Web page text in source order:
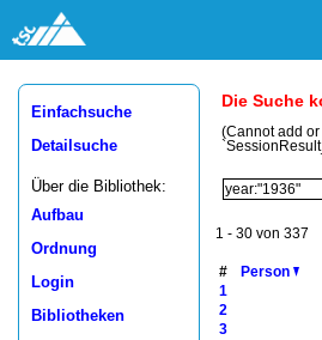
Einfachsuche
Detailsuche
Über die Bibliothek:
Aufbau
Ordnung
Login
Bibliotheken
Die Suche
(Cannot add
1 - 30 von 337
# Person
1
2
3